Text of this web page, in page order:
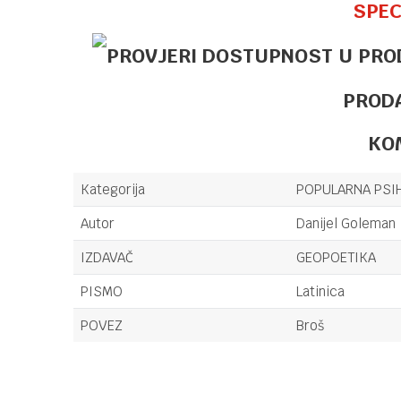
Kategorija
POPULARNA
Autor
Danijel Goleman
IZDAVAČ
GEOPOETIKA
PISMO
Latinica
POVEZ
Broš